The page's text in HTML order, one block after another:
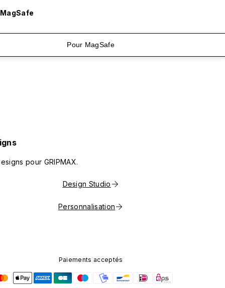
Pour MagSafe
pour GRIPMAX.
Design Studio
Personnalisation
Paiements acceptés